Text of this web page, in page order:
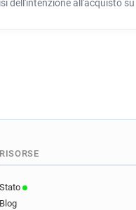
dell'intenzione all'acquisto su
RISORSE
Stato
Blog